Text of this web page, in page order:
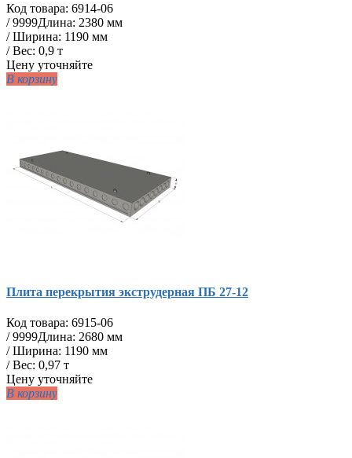
Код товара: 6914-06
/9999Длина: 2380 мм
/ Ширина: 1190 мм
/ Вес: 0,9 т
Цену уточняйте
В корзину
Плита перекрытия экструдерная ПБ 27-12
Код товара: 6915-06
/9999Длина: 2680 мм
/ Ширина: 1190 мм
/ Вес: 0,97 т
Цену уточняйте
В корзину